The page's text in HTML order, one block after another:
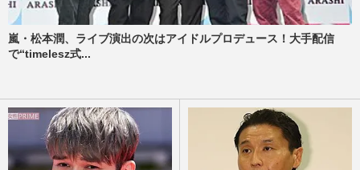
嵐・松本潤、ライブ演出の次はアイドルプロデュース！大手配信
で“timelesz式...